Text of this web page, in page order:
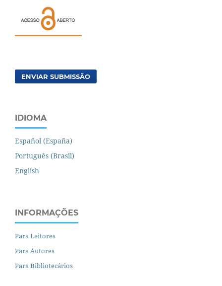
ENVIAR SUBMISSÃO
IDIOMA
Español (España)
Português (Brasil)
English
INFORMAÇÕES
Para Leitores
Para Autores
Para Bibliotecários